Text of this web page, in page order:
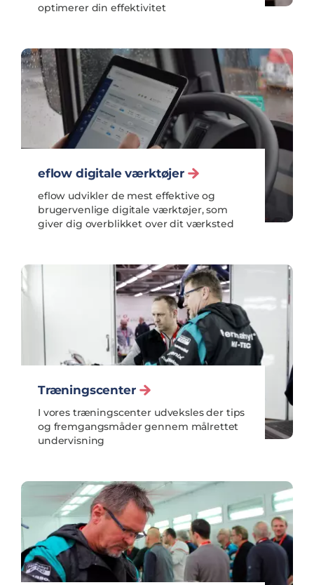
optimerer din effektivitet
eflow digitale værktøjer
eflow udvikler de mest effektive og
brugervenlige digitale værktøjer, som
giver dig overblikket over dit værksted
Træningscenter
I vores træningscenter udveksles der tips
og fremgangsmåder gennem målrettet
undervisning